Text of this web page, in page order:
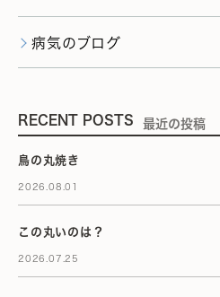
病気のブログ
RECENT POSTS 最近の投稿
鳥の丸焼き
2026.08.01
この丸いのは？
2026.07.25